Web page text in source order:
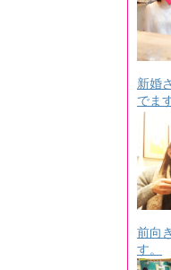
新婚
でま
前向
す。